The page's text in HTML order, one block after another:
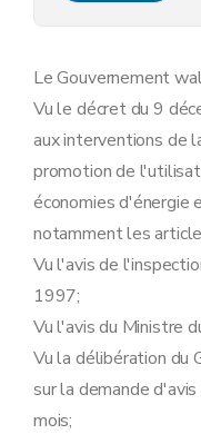
Le Gouvernement
Vu le décret du 9
aux interventions de
promotion de
économies d'énergie
notamment les
Vu l'avis de
1997;
Vu l'avis du Ministre
Vu la délibération du
sur la demande
mois;